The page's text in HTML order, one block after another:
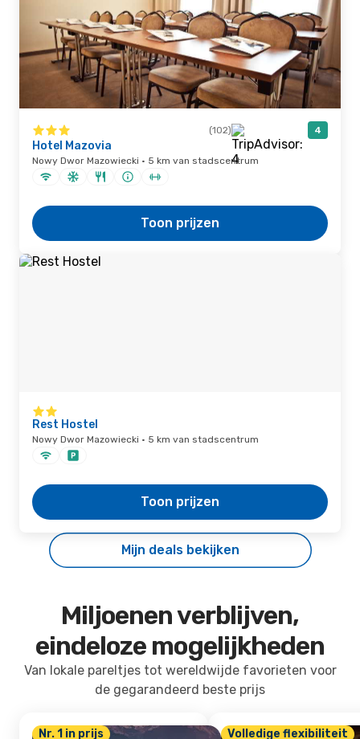
(102) 4
Hotel Mazovia
Nowy Dwor Mazowiecki · 5 km van stadscentrum
Toon prijzen
Rest Hostel
Nowy Dwor Mazowiecki · 5 km van stadscentrum
Toon prijzen
Mijn deals bekijken
Miljoenen verblijven,
eindeloze mogelijkheden
Van lokale pareltjes tot wereldwijde favorieten voor
de gegarandeerd beste prijs
Nr. 1 in prijs Volledige flexibiliteit